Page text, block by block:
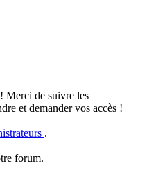
! Merci de suivre les
et demander vos accès !
.
forum.